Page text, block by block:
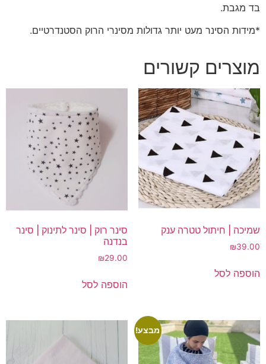
בד מגבת.
*מידות הסינר מעט יותר גדולות מסינרי הרוק הסטנדרטיים.
מוצרים קשורים
שמיכה | חיתול טטרה ענק
₪39.00
הוספה לסל
סינר רוק | סינר לתינוק | סינר
בנדנה
₪29.00
הוספה לסל
מבצע!